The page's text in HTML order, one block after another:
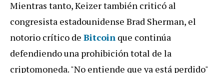
Mientras tanto, Keizer también criticó al
congresista estadounidense Brad Sherman, el
notorio crítico de Bitcoin que continúa
defendiendo una prohibición total de la
criptomoneda."No entiende que ya está perdido"